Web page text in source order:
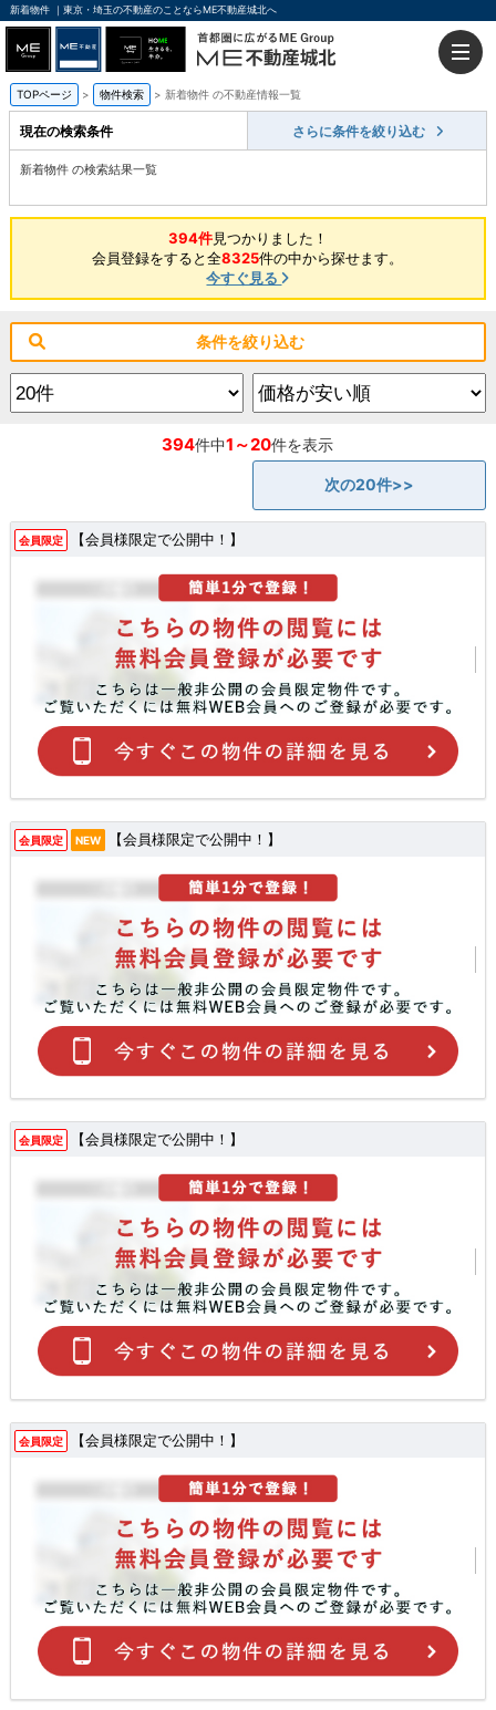
新着物件 ｜東京・埼玉の不動産のことならME不動産城北へ
TOPページ 物件検索 新着物件 の不動産情報一覧
現在の検索条件 さらに条件を絞り込む
新着物件 の検索結果一覧
394件見つかりました！
会員登録をすると全8325件の中から探せます。
今すぐ見る
条件を絞り込む
394件中1～20件を表示
次の20件>>
会員限定 【会員様限定で公開中！】
会員限定 NEW 【会員様限定で公開中！】
会員限定 【会員様限定で公開中！】
会員限定 【会員様限定で公開中！】